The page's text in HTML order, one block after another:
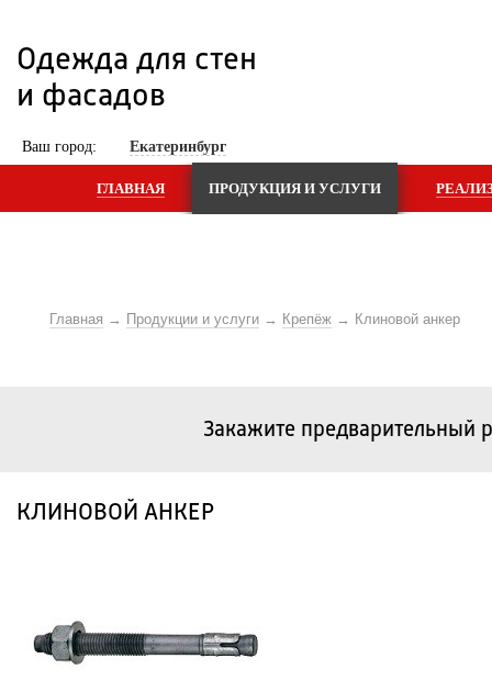
Одежда для стен
и фасадов
Ваш город: Екатеринбург
ГЛАВНАЯ ПРОДУКЦИЯ И УСЛУГИ
Главная Продукции и услуги Крепёж Клиновой анкер
Закажите предварительный
КЛИНОВОЙ АНКЕР